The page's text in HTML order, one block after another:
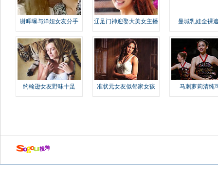
谢晖曝与洋妞女友分手 辽足门神迎娶大美女主播 曼城乳娃全裸
约翰逊女友野味十足 准状元女友似邻家女孩 马刺萝莉清纯